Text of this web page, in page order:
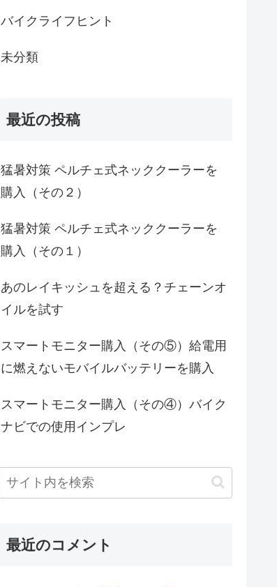
バイクライフヒント
未分類
最近の投稿
猛暑対策 ペルチェ式ネッククーラーを
購入（その２）
猛暑対策 ペルチェ式ネッククーラーを
購入（その１）
あのレイキッシュを超える？チェーンオ
イルを試す
スマートモニター購入（その⑤）給電用
に燃えないモバイルバッテリーを購入
スマートモニター購入（その④）バイク
ナビでの使用インプレ
最近のコメント